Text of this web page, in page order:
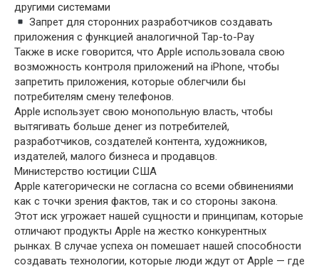
другими системами
Запрет для сторонних разработчиков создавать
приложения с функцией аналогичной Tap-to-Pay
Также в иске говорится, что Apple использовала свою
возможность контроля приложений на iPhone, чтобы
запретить приложения, которые облегчили бы
потребителям смену телефонов.
Apple использует свою монопольную власть, чтобы
вытягивать больше денег из потребителей,
разработчиков, создателей контента, художников,
издателей, малого бизнеса и продавцов.
Министерство юстиции США
Apple категорически не согласна со всеми обвинениями
как с точки зрения фактов, так и со стороны закона.
Этот иск угрожает нашей сущности и принципам, которые
отличают продукты Apple на жестко конкурентных
рынках. В случае успеха он помешает нашей способности
создавать технологии, которые люди ждут от Apple — где